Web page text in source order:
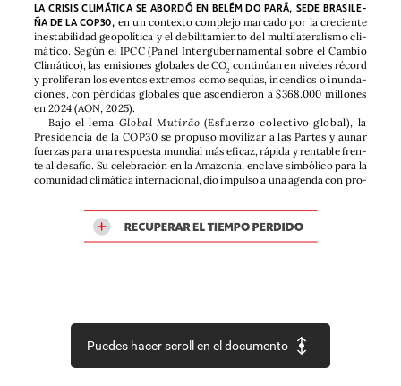
LA CRISIS CLIMÁTICA SE ABORDÓ EN BELÉM DO PARÁ, SEDE BRASILE-
ÑA DE LA COP30, en un contexto complejo marcado por la creciente
inestabilidad geopolítica y el debilitamiento del multilateralismocli-
mático. Según el IPCC (Panel Intergubernamental sobre el Cambio
Climático),las emisiones globalesdeCO2 continúanen nivelesrécord
y proliferan loseventos extremos como sequías, incendios oinunda-
ciones, con pérdidas globales que ascendieron a $368.000 millones
en 2024 (AON,2025).
Bajo el lema Global Mutirão (Esfuerzo colectivo global), la
Presidencia de la COP30 se propuso movilizar a las Partes y aunar
fuerzasparaunarespuestamundialmás eficaz,rápidayrentablefren-
te al desafío. Su celebración enla Amazonía, enclave simbólicoparala
comunidadclimáticainternacional,dioimpulsoa unaagendaconpro-
RECUPERAR ELTIEMPO PERDIDO
Puedes hacer scroll en el documento